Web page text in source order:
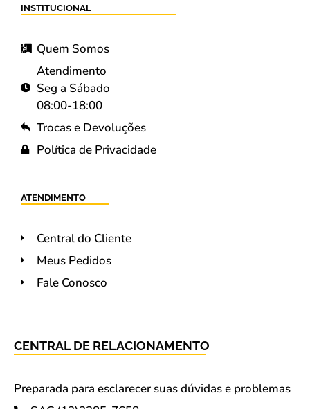
INSTITUCIONAL
Quem Somos
Atendimento
Seg a Sábado
08:00-18:00
Trocas e Devoluções
Política de Privacidade
ATENDIMENTO
Central do Cliente
Meus Pedidos
Fale Conosco
CENTRAL DE RELACIONAMENTO
Preparada para esclarecer suas dúvidas e problemas